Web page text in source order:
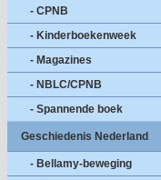
- CPNB
- Kinderboekenweek
- Magazines
- NBLC/CPNB
- Spannende boek
Geschiedenis Nederland
- Bellamy-beweging